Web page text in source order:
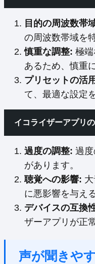
目的の周波数帯
の周波数帯域を
慎重な調整: 極
あるため、慎重
プリセットの活
て、最適な設定
イコライザーアプリ
過度の調整: 過
があります。
聴覚への影響:
に悪影響を与え
デバイスの互換
ザーアプリが正
声が聞きや